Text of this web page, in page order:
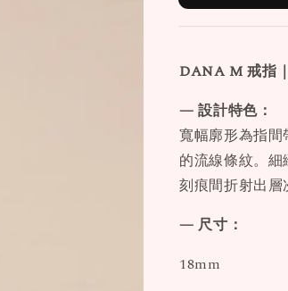
DANA M 戒指
— 設計特色：
寬幅廓形為指
的流線條紋。
刻痕間折射出
— 尺寸：
18mm